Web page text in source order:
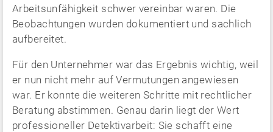
Arbeitsunfähigkeit schwer vereinbar waren. Die
Beobachtungen wurden dokumentiert und sachlich
aufbereitet.
Für den Unternehmer war das Ergebnis wichtig, weil
er nun nicht mehr auf Vermutungen angewiesen
war. Er konnte die weiteren Schritte mit rechtlicher
Beratung abstimmen. Genau darin liegt der Wert
professioneller Detektivarbeit: Sie schafft eine